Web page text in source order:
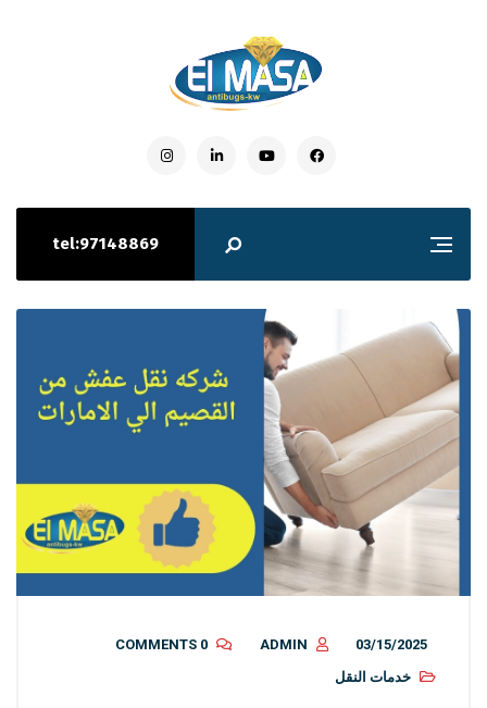
tel:97148869
03/15/2025
ADMIN
0 COMMENTS
خدمات النقل